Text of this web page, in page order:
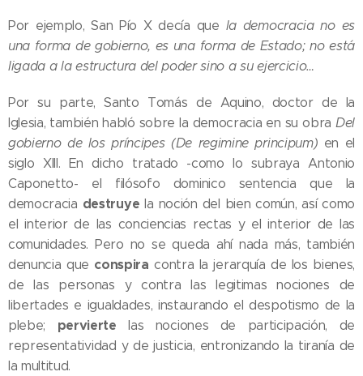
Por ejemplo, San Pío X decía que la democracia no es
una forma de gobierno, es una forma de Estado; no está
ligada a la estructura del poder sino a su ejercicio…
Por su parte, Santo Tomás de Aquino, doctor de la
Iglesia, también habló sobre la democracia en su obra Del
gobierno de los príncipes (De regimine principum) en el
siglo XIII. En dicho tratado -como lo subraya Antonio
Caponetto- el filósofo dominico sentencia que la
democracia destruye la noción del bien común, así como
el interior de las conciencias rectas y el interior de las
comunidades. Pero no se queda ahí nada más, también
denuncia que conspira contra la jerarquía de los bienes,
de las personas y contra las legitimas nociones de
libertades e igualdades, instaurando el despotismo de la
plebe; pervierte las nociones de participación, de
representatividad y de justicia, entronizando la tiranía de
la multitud.